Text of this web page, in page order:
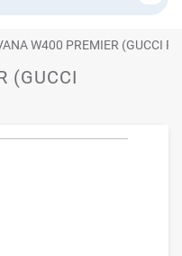
W400 PREMIER (GUCCI
(GUCCI